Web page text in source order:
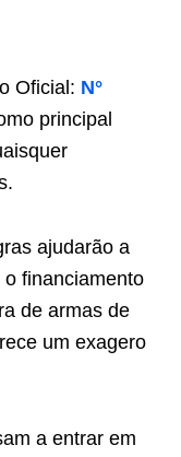
Oficial: N°
principal
ajudarão a
financiamento
de armas de
um exagero
a entrar em